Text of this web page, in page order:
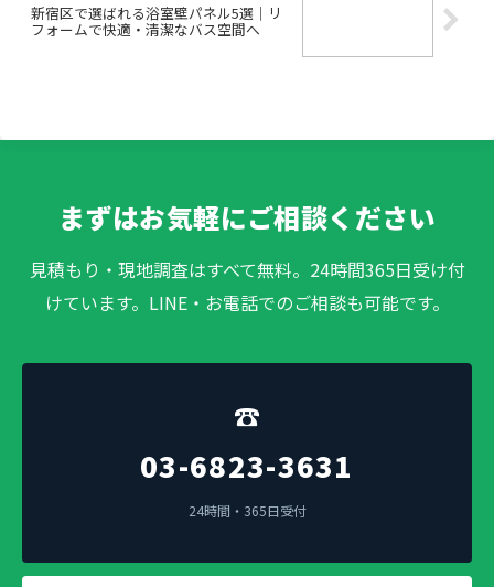
新宿区で選ばれる浴室壁パネル5選｜リ
フォームで快適・清潔なバス空間へ
まずはお気軽にご相談ください
見積もり・現地調査はすべて無料。24時間365日受け付
けています。LINE・お電話でのご相談も可能です。
☎
03-6823-3631
24時間・365日受付